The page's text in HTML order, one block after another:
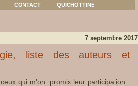
CONTACT QUICHOTTINE
7 septembre 2017
liste des auteurs et
qui m'ont promis leur participation